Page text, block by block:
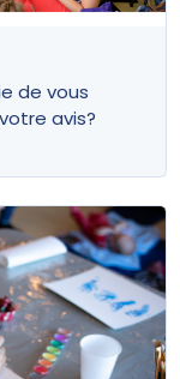
de vous
avis?